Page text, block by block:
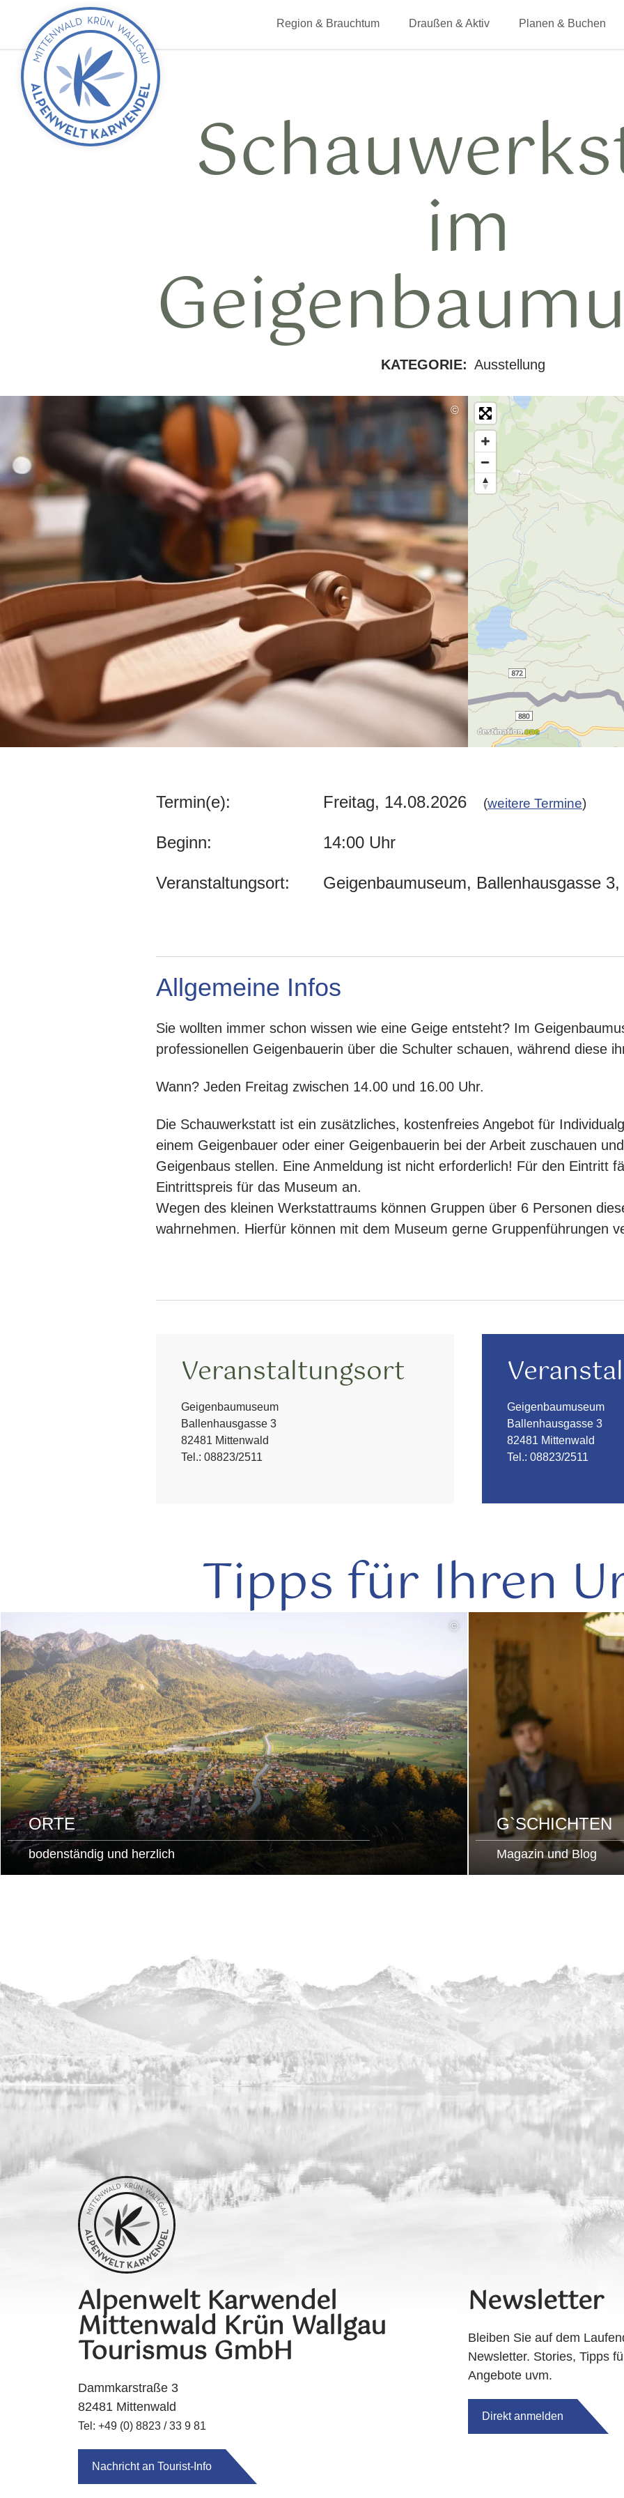
Region & Brauchtum Draußen & Aktiv Planen & Buchen
zurück
zur
Startseite
im
KATEGORIE: Ausstellung
©
Termin(e): Freitag, 14.08.2026 (weitere Termine)
Beginn: 14:00 Uhr
Veranstaltungsort: Geigenbaumuseum, Ballenhausgasse
Allgemeine Infos
Sie wollten immer schon wissen wie eine Geige entsteht? Im
professionellen Geigenbauerin über die Schulter schauen, während diese
Wann? Jeden Freitag zwischen 14.00 und 16.00 Uhr.
Die Schauwerkstatt ist ein zusätzliches, kostenfreies Angebot für
einem Geigenbauer oder einer Geigenbauerin bei der Arbeit zuschauen
Geigenbaus stellen. Eine Anmeldung ist nicht erforderlich! Für den Eintritt
Eintrittspreis für das Museum an.
Wegen des kleinen Werkstattraums können Gruppen über 6 Personen
wahrnehmen. Hierfür können mit dem Museum gerne Gruppenführungen
Veranstaltungsort
Geigenbaumuseum
Ballenhausgasse 3
82481 Mittenwald
Tel.: 08823/2511
Geigenbaumuseum
Ballenhausgasse 3
82481 Mittenwald
Tel.: 08823/2511
Tipps für Ihren
©
ORTE
bodenständig und herzlich
G`SCHICHTEN
Magazin und Blog
Alpenwelt Karwendel
Mittenwald Krün Wallgau
Tourismus GmbH
Dammkarstraße 3
82481 Mittenwald
Tel: +49 (0) 8823 / 33 9 81
Nachricht an Tourist-Info
Newsletter
Bleiben Sie auf dem
Newsletter. Stories, Tipps
Angebote uvm.
Direkt anmelden